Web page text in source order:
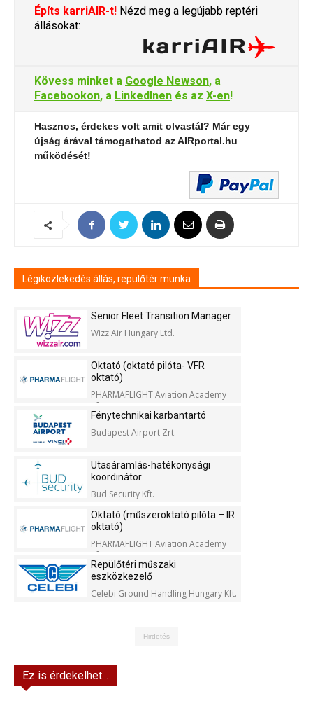
Építs karriAIR-t! Nézd meg a legújabb reptéri
állásokat:
Kövess minket a Google Newson, a
Facebookon, a LinkedInen és az X-en!
Hasznos, érdekes volt amit olvastál? Már egy
újság árával támogathatod az AIRportal.hu
működését!
Légiközlekedés állás, repülőtér munka
Senior Fleet Transition Manager
Wizz Air Hungary Ltd.
Oktató (oktató pilóta- VFR
oktató)
PHARMAFLIGHT Aviation Academy
Kft.
Fénytechnikai karbantartó
Budapest Airport Zrt.
Utasáramlás-hatékonysági
koordinátor
Bud Security Kft.
Oktató (műszeroktató pilóta – IR
oktató)
PHARMAFLIGHT Aviation Academy
Kft.
Repülőtéri műszaki
eszközkezelő
Celebi Ground Handling Hungary Kft.
Hirdetés
Ez is érdekelhet...